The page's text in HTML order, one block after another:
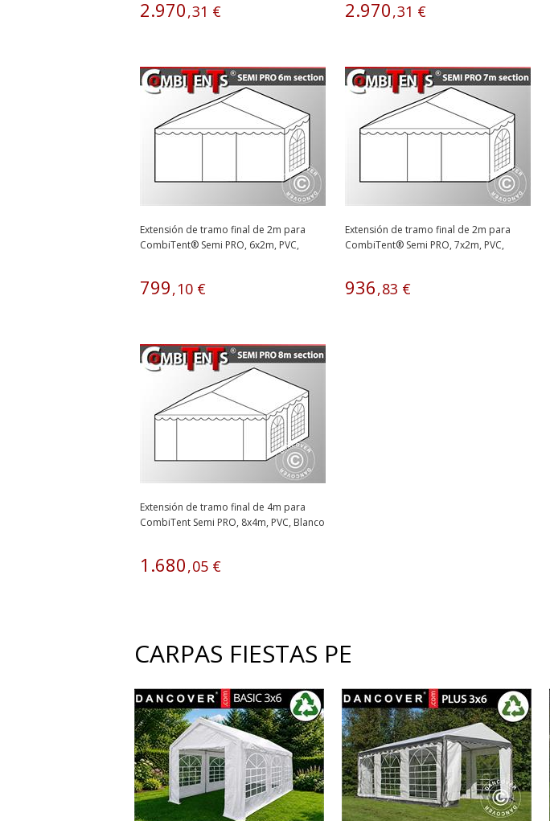
2.970,31 € 2.970,31 €
Extensión de tramo final de 2m para
CombiTent® Semi PRO, 6x2m, PVC,
799,10 €
Extensión de tramo final de 2m para
CombiTent® Semi PRO, 7x2m, PVC,
936,83 €
Extensión de tramo final de 4m para
CombiTent Semi PRO, 8x4m, PVC, Blanco
1 .680,05 €
CARPAS FIESTAS PE